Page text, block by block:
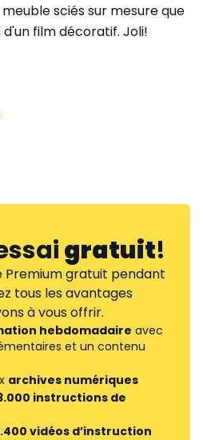
sciés sur mesure que
film décoratif. Joli!
gratuit!
Premium gratuit pendant
tous les avantages
à vous offrir.
hebdomadaire avec
et un contenu
archives numériques
instructions de
vidéos d’instruction